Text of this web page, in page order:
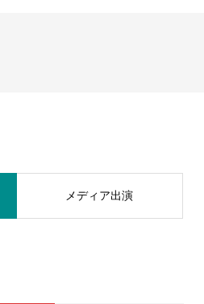
メディア出演